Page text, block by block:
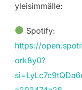
yleisimmälle:
Spotify:
https://
ork8y0?